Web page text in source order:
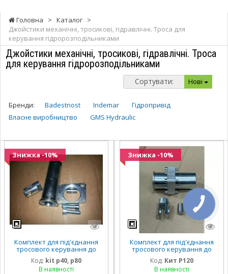
Головна > Каталог >
Джойстики механічні, тросикові, гідравлічні. Троса для
керування гідророзподільниками
Джойстики механічні, тросикові, гідравлічні. Троса
для керування гідророзподільниками
Сортувати: Нові
Бренди: Badestnost Indemar
Гідропривід
Власне виробництво
GMS Hydraulic
Знижка -10%
Комплект для під'єднання
тросового керування до
гідророзподільника Р40, Р80
Код: kit р40, р80
В наявності
Знижка -10%
Комплект для під'єднання
тросового керування до
гідророзподільника Р120
Код: Кит Р120
В наявності